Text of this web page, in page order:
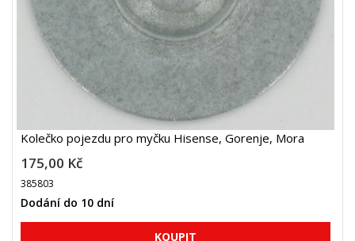
Kolečko pojezdu pro myčku Hisense, Gorenje, Mora
175,00 Kč
385803
Dodání do 10 dní